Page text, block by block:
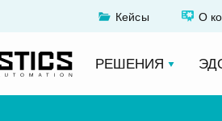
Кейсы О
РЕШЕНИЯ